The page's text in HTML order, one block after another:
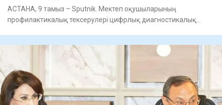
АСТАНА, 9 тамыз – Sputnik. Мектеп оқушыларының
профилактикалық тексерулері цифрлық диагностикалық